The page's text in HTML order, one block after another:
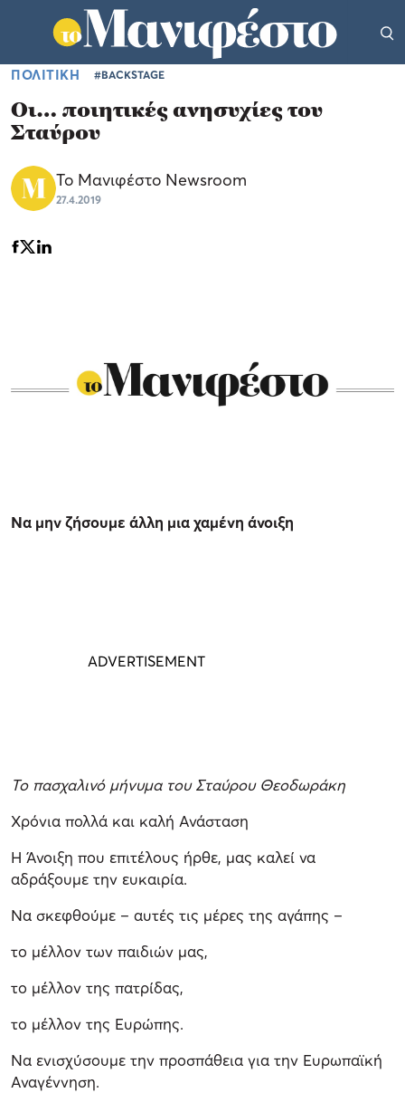
ΠΟΛΙΤΙΚΗ #BACKSTAGE
Οι… ποιητικές ανησυχίες του
Σταύρου
Το Μανιφέστο Newsroom
27.4.2019
Να μην ζήσουμε άλλη μια χαμένη άνοιξη
Το πασχαλινό μήνυμα του Σταύρου Θεοδωράκη
Χρόνια πολλά και καλή Ανάσταση
Η Άνοιξη που επιτέλους ήρθε, μας καλεί να
αδράξουμε την ευκαιρία.
Να σκεφθούμε – αυτές τις μέρες της αγάπης –
το μέλλον των παιδιών μας,
το μέλλον της πατρίδας,
το μέλλον της Ευρώπης.
Να ενισχύσουμε την προσπάθεια για την Ευρωπαϊκή
Αναγέννηση.